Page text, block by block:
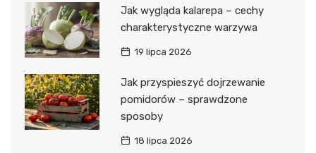
Jak wygląda kalarepa – cechy
charakterystyczne warzywa
19 lipca 2026
Jak przyspieszyć dojrzewanie
pomidorów – sprawdzone
sposoby
18 lipca 2026